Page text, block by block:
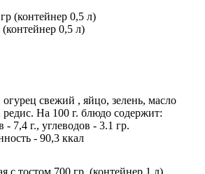
0,5 л)
огурец свежий , яйцо, зелень, масло
редис. На 100 г. блюдо содержит:
- 7,4 г., углеводов - 3.1 гр.
- 90,3 ккал